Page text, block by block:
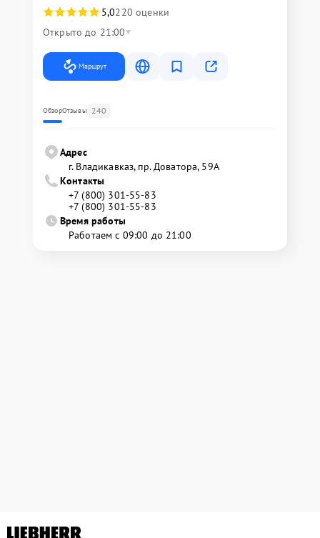
5,0220 оценки
Открыто до 21:00
Маршрут
ОбзорОтзывы 240
Адрес
г. Владикавказ, пр. Доватора, 59А
Контакты
+7 (800) 301-55-83
+7 (800) 301-55-83
Время работы
Работаем с 09:00 до 21:00